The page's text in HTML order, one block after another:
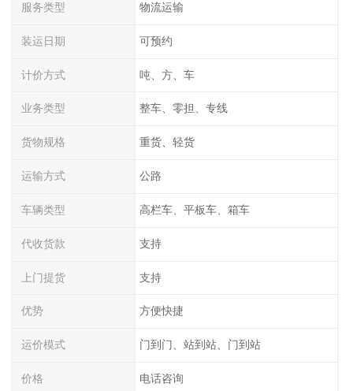
服务类型 物流运输
装运日期 可预约
计价方式 吨、方、车
业务类型 整车、零担、专线
货物规格 重货、轻货
运输方式 公路
车辆类型 高栏车、平板车、箱车
代收货款 支持
上门提货 支持
优势 方便快捷
运价模式 门到门、站到站、门到站
价格 电话咨询